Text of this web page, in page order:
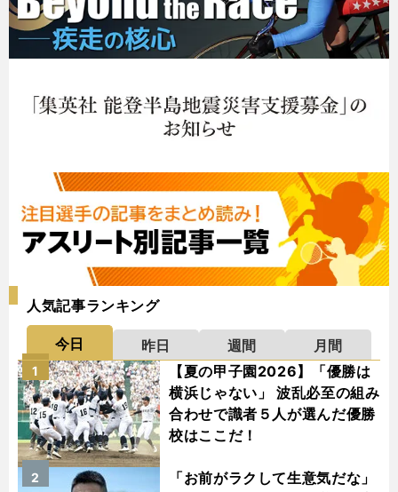
人気記事ランキング
今日 昨日 週間
月間
【夏の甲子園2026】「優勝は
横浜じゃない」 波乱必至の組み
合わせで識者５人が選んだ優勝
校はここだ！
1
「お前がラクして生意気だな」
2